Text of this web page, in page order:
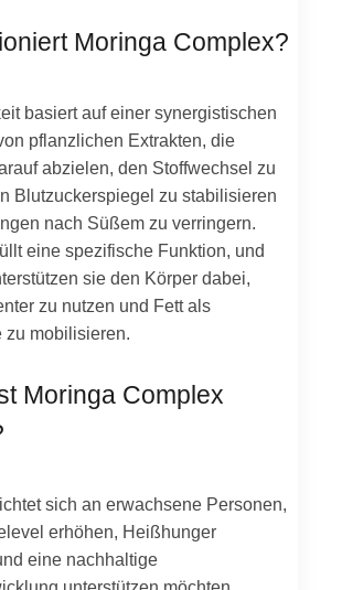
Moringa Complex?
basiert auf einer synergistischen
pflanzlichen Extrakten, die
abzielen, den Stoffwechsel zu
Blutzuckerspiegel zu stabilisieren
nach Süßem zu verringern.
eine spezifische Funktion, und
sie den Körper dabei,
zu nutzen und Fett als
zu mobilisieren.
Moringa Complex
sich an erwachsene Personen,
erhöhen, Heißhunger
eine nachhaltige